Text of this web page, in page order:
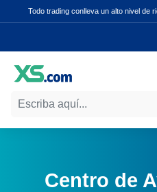
Todo trading conlleva un alto nivel de
Centro de